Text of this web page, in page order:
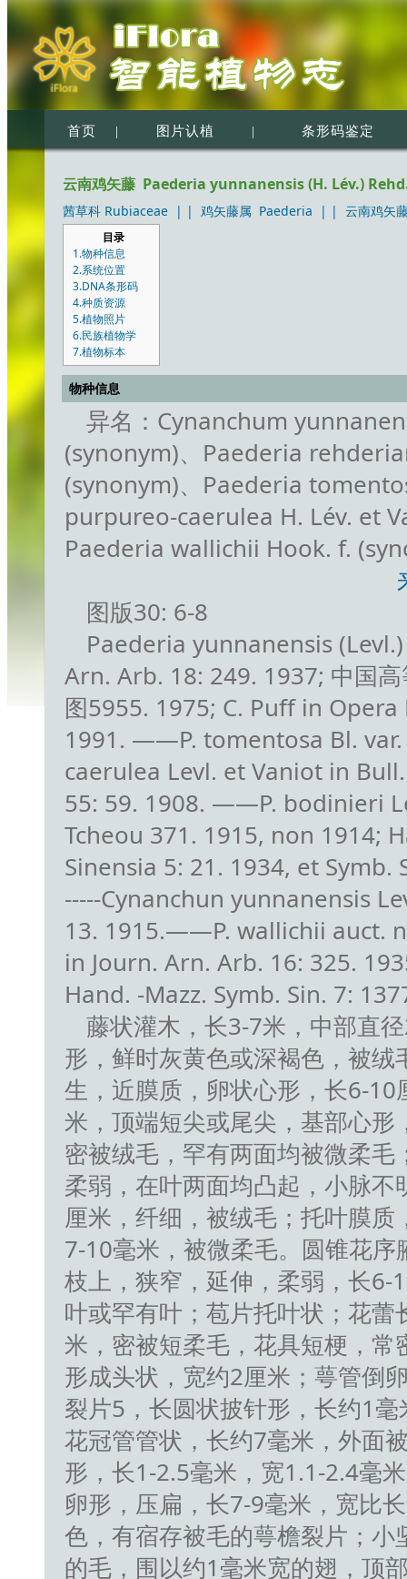
首页 | 图片认植 | 条形码鉴定
云南鸡矢藤 Paederia yunnanensis (H. Lév.)
茜草科 Rubiaceae | | 鸡矢藤属 Paederia | | 云南鸡矢
目录
1.物种信息
2.系统位置
3.DNA条形码
4.种质资源
5.植物照片
6.民族植物学
7.植物标本
物种信息
异名：Cynanchum
(synonym)、Paederia
(synonym)、Paederia
purpureo-caerulea H. Lév. et
Paederia wallichii Hook. f.
图版30: 6-8
Paederia yunnanensis
Arn. Arb. 18: 249. 1937; 中国
图5955. 1975; C. Puff in
1991. ——P. tomentosa Bl.
caerulea Levl. et Vaniot in
55: 59. 1908. ——P. bodinieri
Tcheou 371. 1915, non 1914;
Sinensia 5: 21. 1934, et Symb.
-----Cynanchun yunnanensis
13. 1915.——P. wallichii auct.
in Journ. Arn. Arb. 16: 325.
Hand. -Mazz. Symb. Sin. 7:
藤状灌木，长3-7米，中部直
形，鲜时灰黄色或深褐色，被绒
生，近膜质，卵状心形，长6-10
米，顶端短尖或尾尖，基部心形
密被绒毛，罕有两面均被微柔毛
柔弱，在叶两面均凸起，小脉不
厘米，纤细，被绒毛；托叶膜质
7-10毫米，被微柔毛。圆锥花序
枝上，狭窄，延伸，柔弱，长6-
叶或罕有叶；苞片托叶状；花蕾
米，密被短柔毛，花具短梗，常
形成头状，宽约2厘米；萼管倒
裂片5，长圆状披针形，长约1
花冠管管状，长约7毫米，外面
形，长1-2.5毫米，宽1.1-2.4毫
卵形，压扁，长7-9毫米，宽比
色，有宿存被毛的萼檐裂片；小
的毛，围以约1毫米宽的翅，顶